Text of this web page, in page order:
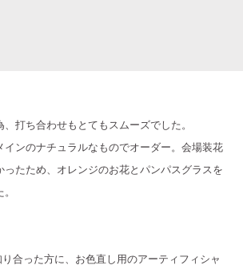
打ち合わせもとてもスムーズでした。
インのナチュラルなものでオーダー。会場装花
ったため、オレンジのお花とパンパスグラスを
合った方に、お色直し用のアーティフィシャ